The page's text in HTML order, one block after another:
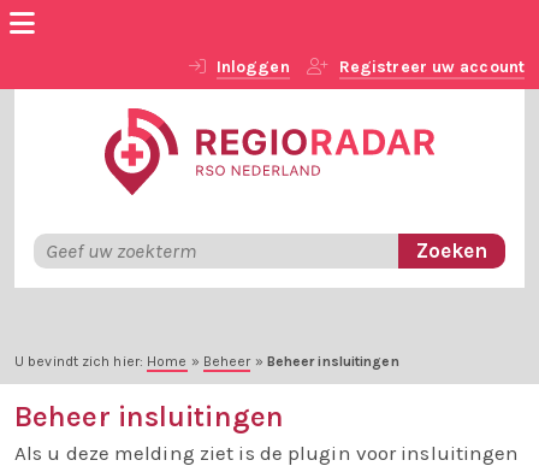
Inloggen Registreer uw account
U bevindt zich hier: Home » Beheer » Beheer insluitingen
Beheer insluitingen
Als u deze melding ziet is de plugin voor insluitingen